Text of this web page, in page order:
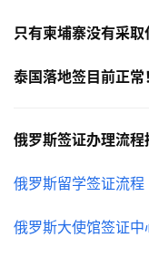
只有柬埔寨没有采取
泰国落地签目前正常！
俄罗斯签证办理流程
俄罗斯留学签证流程
俄罗斯大使馆签证中